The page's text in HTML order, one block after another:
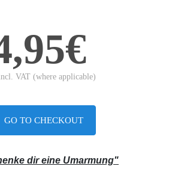
VAT (where applicable)
GO TO CHECKOUT
dir eine Umarmung"